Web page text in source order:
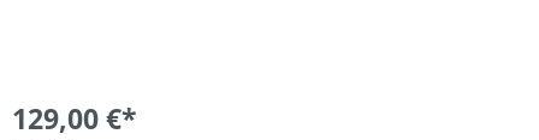
129,00 €*